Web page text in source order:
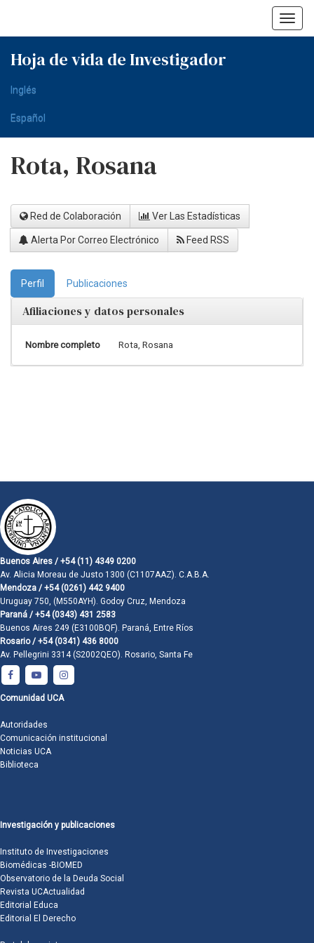
Hoja de vida de Investigador
Inglés
Español
Rota, Rosana
Red de Colaboración Ver Las Estadísticas
Alerta Por Correo Electrónico Feed RSS
Perfil Publicaciones
Afiliaciones y datos personales
Nombre completo Rota, Rosana
Buenos Aires / +54 (11) 4349 0200
Av. Alicia Moreau de Justo 1300 (C1107AAZ). C.A.B.A.
Mendoza / +54 (0261) 442 9400
Uruguay 750, (M550AYH). Godoy Cruz, Mendoza
Paraná / +54 (0343) 431 2583
Buenos Aires 249 (E3100BQF). Paraná, Entre Ríos
Rosario / +54 (0341) 436 8000
Av. Pellegrini 3314 (S2002QEO). Rosario, Santa Fe
Comunidad UCA
Autoridades
Comunicación institucional
Noticias UCA
Biblioteca
Investigación y publicaciones
Instituto de Investigaciones
Biomédicas -BIOMED
Observatorio de la Deuda Social
Revista UCActualidad
Editorial Educa
Editorial El Derecho